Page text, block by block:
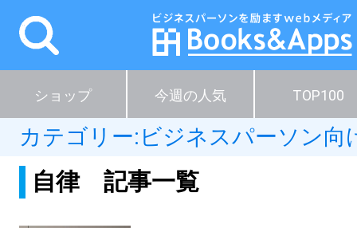
ショップ 今週の人気 TOP100
カテゴリー: ビジネスパーソン向
自律 記事一覧